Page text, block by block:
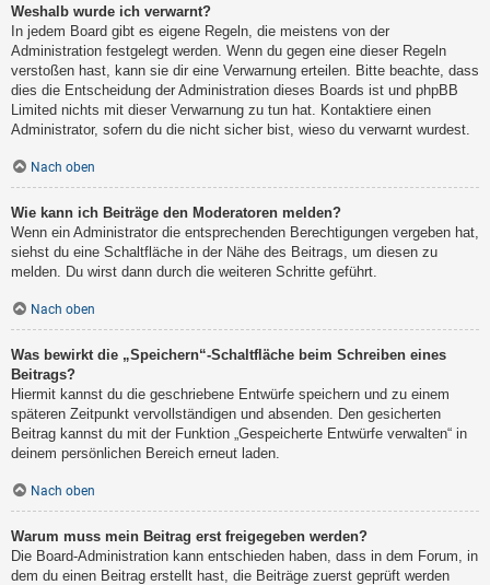
Weshalb wurde ich verwarnt?
In jedem Board gibt es eigene Regeln, die meistens von der
Administration festgelegt werden. Wenn du gegen eine dieser Regeln
verstoßen hast, kann sie dir eine Verwarnung erteilen. Bitte beachte, dass
dies die Entscheidung der Administration dieses Boards ist und phpBB
Limited nichts mit dieser Verwarnung zu tun hat. Kontaktiere einen
Administrator, sofern du die nicht sicher bist, wieso du verwarnt wurdest.
Nach oben
Wie kann ich Beiträge den Moderatoren melden?
Wenn ein Administrator die entsprechenden Berechtigungen vergeben hat,
siehst du eine Schaltfläche in der Nähe des Beitrags, um diesen zu
melden. Du wirst dann durch die weiteren Schritte geführt.
Nach oben
Was bewirkt die „Speichern“-Schaltfläche beim Schreiben eines
Beitrags?
Hiermit kannst du die geschriebene Entwürfe speichern und zu einem
späteren Zeitpunkt vervollständigen und absenden. Den gesicherten
Beitrag kannst du mit der Funktion „Gespeicherte Entwürfe verwalten“ in
deinem persönlichen Bereich erneut laden.
Nach oben
Warum muss mein Beitrag erst freigegeben werden?
Die Board-Administration kann entschieden haben, dass in dem Forum, in
dem du einen Beitrag erstellt hast, die Beiträge zuerst geprüft werden